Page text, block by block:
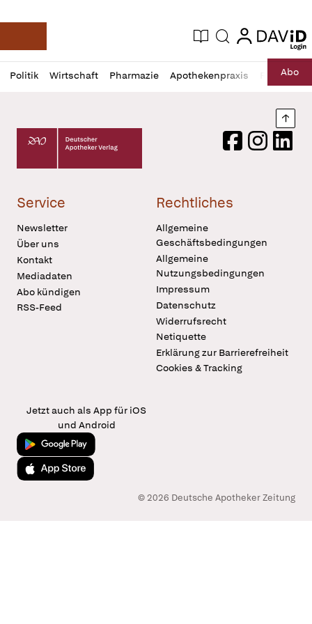
Deutsche Apotheker Zeitung
Aktuelle Ausgabe
Suche login
login
Politik Wirtschaft Pharmazie Apothekenpraxis RechtAbo
Profil
öffnen
Daz
Pur
Deutscher Apotheker Verlag Logo
FacebookInstagram
Service
Newsletter
Über uns
Kontakt
Mediadaten
Abo kündigen
RSS-Feed
Rechtliches
Allgemeine
Geschäftsbedingungen
Allgemeine
Nutzungsbedingungen
Impressum
Datenschutz
Widerrufsrecht
Netiquette
Erklärung zur Barrierefreiheit
Cookies & Tracking
Jetzt auch als App für iOS
und Android
Jetzt bei Google Play
Laden im App Store
© 2026 Deutsche Apotheker Zeitung